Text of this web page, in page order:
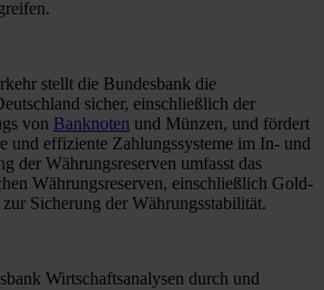
stellt die Bundesbank die
sicher, einschließlich der
von Banknoten und Münzen, und fördert
und effiziente Zahlungssysteme im In- und
der Währungsreserven umfasst das
Währungsreserven, einschließlich Gold-
Sicherung der Währungsstabilität.
Wirtschaftsanalysen durch und